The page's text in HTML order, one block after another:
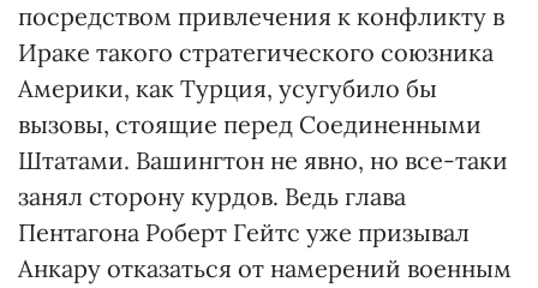
посредством привлечения к конфликту в
Ираке такого стратегического союзника
Америки, как Турция, усугубило бы
вызовы, стоящие перед Соединенными
Штатами. Вашингтон не явно, но все-таки
занял сторону курдов. Ведь глава
Пентагона Роберт Гейтс уже призывал
Анкару отказаться от намерений военным